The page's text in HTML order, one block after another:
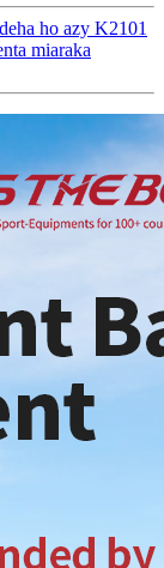
ho azy K2101
miaraka